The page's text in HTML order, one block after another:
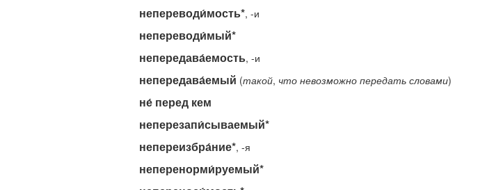
непереводи́мость*, -и
непереводи́мый*
непередава́емость, -и
непередава́емый (такой, что невозможно передать словами)
не́ перед кем
неперезапи́сываемый*
непереизбра́ние*, -я
неперенорми́руемый*